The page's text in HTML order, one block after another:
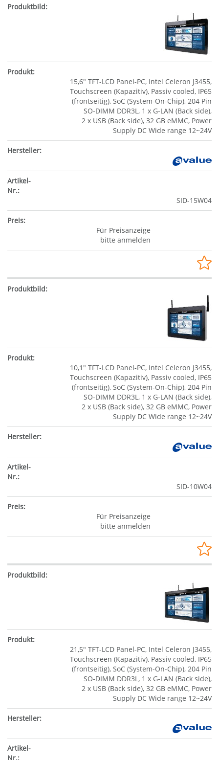
15,6" TFT-LCD Panel-PC, Intel Celeron J3455,
Touchscreen (Kapazitiv), Passiv cooled, IP65
(frontseitig), SoC (System-On-Chip), 204 Pin
SO-DIMM DDR3L, 1 x G-LAN (Back side),
2 x USB (Back side), 32 GB eMMC, Power
Supply DC Wide range 12~24V
SID-15W04
Für Preisanzeige
bitte anmelden
10,1" TFT-LCD Panel-PC, Intel Celeron J3455,
Touchscreen (Kapazitiv), Passiv cooled, IP65
(frontseitig), SoC (System-On-Chip), 204 Pin
SO-DIMM DDR3L, 1 x G-LAN (Back side),
2 x USB (Back side), 32 GB eMMC, Power
Supply DC Wide range 12~24V
SID-10W04
Für Preisanzeige
bitte anmelden
21,5" TFT-LCD Panel-PC, Intel Celeron J3455,
Touchscreen (Kapazitiv), Passiv cooled, IP65
(frontseitig), SoC (System-On-Chip), 204 Pin
SO-DIMM DDR3L, 1 x G-LAN (Back side),
2 x USB (Back side), 32 GB eMMC, Power
Supply DC Wide range 12~24V